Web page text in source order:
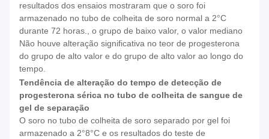
resultados dos ensaios mostraram que o soro foi
armazenado no tubo de colheita de soro normal a 2°C
durante 72 horas., o grupo de baixo valor, o valor mediano
Não houve alteração significativa no teor de progesterona
do grupo de alto valor e do grupo de alto valor ao longo do
tempo.
Tendência de alteração do tempo de detecção de
progesterona sérica no tubo de colheita de sangue de
gel de separação
O soro no tubo de colheita de soro separado por gel foi
armazenado a 2°8°C e os resultados do teste de